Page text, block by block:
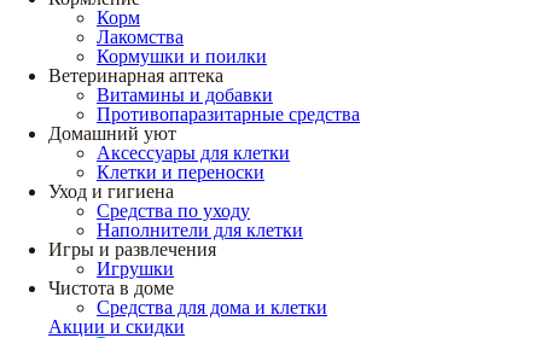
Корм
Лакомства
Кормушки и поилки
Ветеринарная аптека
Витамины и добавки
Противопаразитарные средства
Домашний уют
Аксессуары для клетки
Клетки и переноски
Уход и гигиена
Средства по уходу
Наполнители для клетки
Игры и развлечения
Игрушки
Чистота в доме
Средства для дома и клетки
Акции и скидки